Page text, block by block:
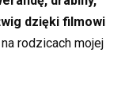
dzięki filmowi
rodzicach mojej